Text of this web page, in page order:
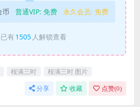
币 普通VIP: 免费 永久会员: 免费
已有 1505 人解锁查看
桜满三时 桜满三时 图片
分享 收藏 点赞(0)